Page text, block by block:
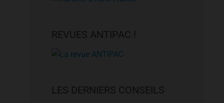
REVUES ANTIPAC !
LES DERNIERS CONSEILS